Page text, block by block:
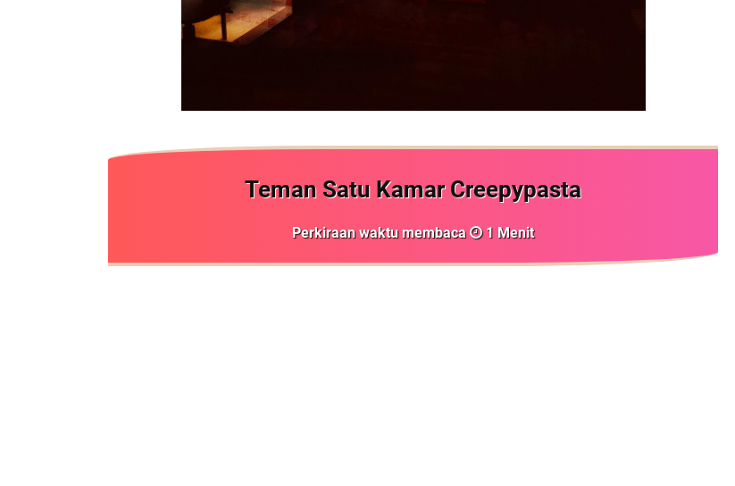
Teman Satu Kamar Creepypasta
Perkiraan waktu membaca 1 Menit